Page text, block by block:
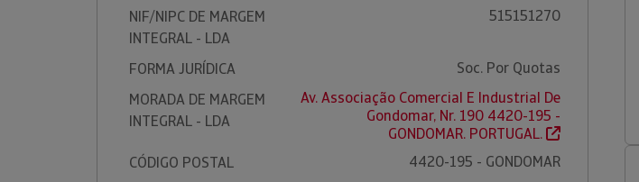
NIF/NIPC DE MARGEM
INTEGRAL - LDA
515151270
FORMA JURÍDICA
Soc. Por Quotas
MORADA DE MARGEM
INTEGRAL - LDA
Av. Associação Comercial E Industrial De
Gondomar, Nr. 190 4420-195 -
GONDOMAR. PORTUGAL.
CÓDIGO POSTAL
4420-195 - GONDOMAR